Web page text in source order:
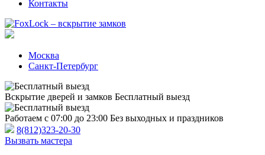
Контакты
Москва
Санкт-Петербург
Вскрытие дверей и замков Бесплатный выезд
Работаем с 07:00 до 23:00 Без выходных и праздников
8(812)323-20-30
Вызвать мастера